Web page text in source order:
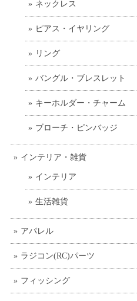
ネックレス
ピアス・イヤリング
リング
バングル・ブレスレット
キーホルダー・チャーム
ブローチ・ピンバッジ
インテリア・雑貨
インテリア
生活雑貨
アパレル
ラジコン(RC)パーツ
フィッシング